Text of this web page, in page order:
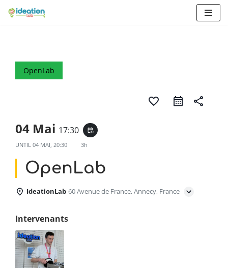
OpenLab
favorite_border share
04 Mai 17:30 event_repeat
UNTIL 04 MAI, 20:30 3h
OpenLab
IdeationLab 60 Avenue de France, Annecy, France
Intervenants